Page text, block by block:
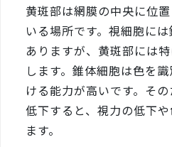
黄斑部は網膜の中央に位
いる場所です。視細胞に
ありますが、黄斑部には
します。錐体細胞は色を
ける能力が高いです。そ
低下すると、視力の低下
ます。